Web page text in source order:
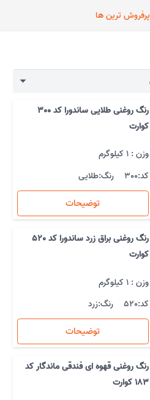
پرفروش ترین ها
رنگ روغنی طلایی ساندورا کد 300
کوارت
وزن : 1 کیلوگرم
کد:300 رنگ:طلایی
توضیحات
رنگ روغنی براق زرد ساندورا کد 520
کوارت
وزن : 1 کیلوگرم
کد:520 رنگ:زرد
توضیحات
رنگ روغنی قهوه ای فندقی ماندگار کد
183 کوارت